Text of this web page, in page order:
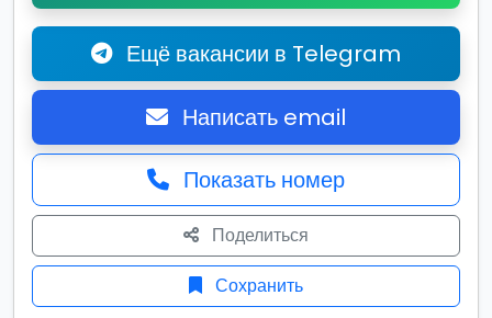
Ещё вакансии в Telegram
Написать email
Показать номер
Поделиться
Сохранить